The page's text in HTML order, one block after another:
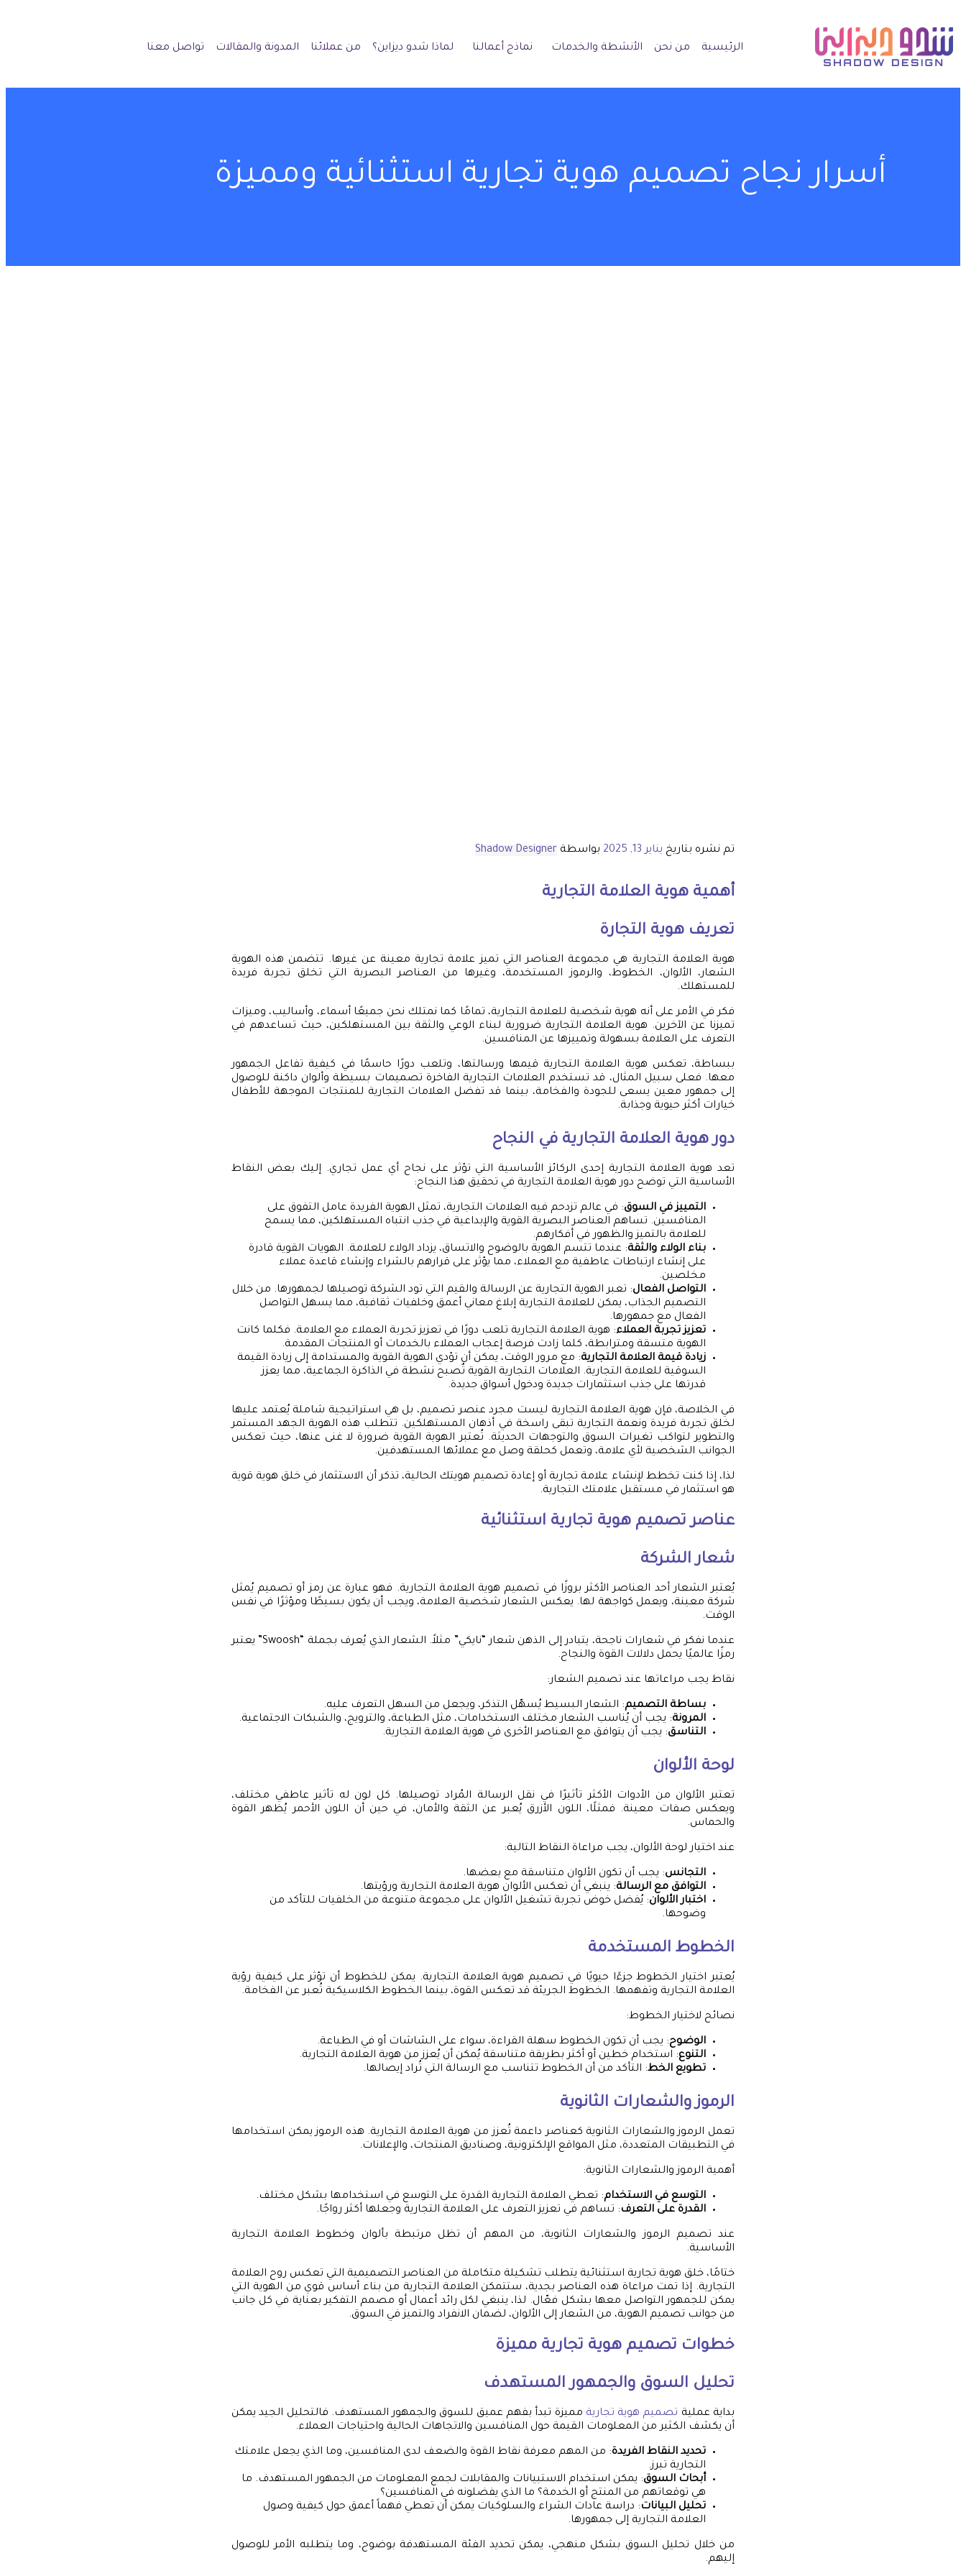
الرئيسية من نحن الأنشطة والخدمات نماذج أعمالنا لماذا شدو ديزاين؟ من عملائنا المدونة والمقالات تواصل معنا
أسرار نجاح تصميم هوية تجارية استثنائية ومميزة
تم نشره بتاريخ يناير 13, 2025 بواسطة Shadow Designer
أهمية هوية العلامة التجارية
تعريف هوية التجارة
هوية العلامة التجارية هي مجموعة العناصر التي تميز علامة تجارية معينة عن غيرها. تتضمن هذه الهوية
الشعار، الألوان، الخطوط، والرموز المستخدمة، وغيرها من العناصر البصرية التي تخلق تجربة فريدة
للمستهلك.
فكر في الأمر على أنه هوية شخصية للعلامة التجارية، تمامًا كما نمتلك نحن جميعًا أسماء، وأساليب، وميزات
تميزنا عن الآخرين. هوية العلامة التجارية ضرورية لبناء الوعي والثقة بين المستهلكين، حيث تساعدهم في
التعرف على العلامة بسهولة وتمييزها عن المنافسين.
ببساطة، تعكس هوية العلامة التجارية قيمها ورسالتها، وتلعب دورًا حاسمًا في كيفية تفاعل الجمهور
معها. فعلى سبيل المثال، قد تستخدم العلامات التجارية الفاخرة تصميمات بسيطة وألوان داكنة للوصول
إلى جمهور معين يسعى للجودة والفخامة، بينما قد تفضل العلامات التجارية للمنتجات الموجهة للأطفال
خيارات أكثر حيوية وجذابة.
دور هوية العلامة التجارية في النجاح
تعد هوية العلامة التجارية إحدى الركائز الأساسية التي تؤثر على نجاح أي عمل تجاري. إليك بعض النقاط
الأساسية التي توضح دور هوية العلامة التجارية في تحقيق هذا النجاح:
التمييز في السوق: في عالم تزدحم فيه العلامات التجارية، تمثل الهوية الفريدة عامل التفوق على
المنافسين. تساهم العناصر البصرية القوية والإبداعية في جذب انتباه المستهلكين، مما يسمح
للعلامة بالتميز والظهور في أفكارهم.
بناء الولاء والثقة: عندما تتسم الهوية بالوضوح والاتساق، يزداد الولاء للعلامة. الهويات القوية قادرة
على إنشاء ارتباطات عاطفية مع العملاء، مما يؤثر على قرارهم بالشراء وإنشاء قاعدة عملاء
مخلصين.
التواصل الفعال: تعبر الهوية التجارية عن الرسالة والقيم التي تود الشركة توصيلها لجمهورها. من خلال
التصميم الجذاب، يمكن للعلامة التجارية إبلاغ معاني أعمق وخلفيات ثقافية، مما يسهل التواصل
الفعال مع جمهورها.
تعزيز تجربة العملاء: هوية العلامة التجارية تلعب دورًا في تعزيز تجربة العملاء مع العلامة. فكلما كانت
الهوية متسقة ومترابطة، كلما زادت فرصة إعجاب العملاء بالخدمات أو المنتجات المقدمة.
زيادة قيمة العلامة التجارية: مع مرور الوقت، يمكن أن تؤدي الهوية القوية والمستدامة إلى زيادة القيمة
السوقية للعلامة التجارية. العلامات التجارية القوية تٌصبح نشطة في الذاكرة الجماعية، مما يعزز
قدرتها على جذب استثمارات جديدة ودخول أسواق جديدة.
في الخلاصة، فإن هوية العلامة التجارية ليست مجرد عنصر تصميم، بل هي استراتيجية شاملة يُعتمد عليها
لخلق تجربة فريدة ونعمة التجارية تبقى راسخة في أذهان المستهلكين. تتطلب هذه الهوية الجهد المستمر
والتطوير لتواكب تغيرات السوق والتوجهات الحديثة. تُعتبر الهوية القوية ضرورة لا غنى عنها، حيث تعكس
الجوانب الشخصية لأي علامة، وتعمل كحلقة وصل مع عملائها المستهدفين.
لذا، إذا كنت تخطط لإنشاء علامة تجارية أو إعادة تصميم هويتك الحالية، تذكر أن الاستثمار في خلق هوية قوية
هو استثمار في مستقبل علامتك التجارية.
عناصر تصميم هوية تجارية استثنائية
شعار الشركة
يُعتبر الشعار أحد العناصر الأكثر بروزًا في تصميم هوية العلامة التجارية. فهو عبارة عن رمز أو تصميم يُمثل
شركة معينة، ويعمل كواجهة لها. يعكس الشعار شخصية العلامة، ويجب أن يكون بسيطًا ومؤثرًا في نفس
الوقت.
عندما نفكر في شعارات ناجحة، يتبادر إلى الذهن شعار “نايكي” مثلاً. الشعار الذي يُعرف بجملة “Swoosh” يعتبر
رمزًا عالميًا يحمل دلالات القوة والنجاح.
نقاط يجب مراعاتها عند تصميم الشعار:
بساطة التصميم: الشعار البسيط يُسهّل التذكر، ويجعل من السهل التعرف عليه.
المرونة: يجب أن يُناسب الشعار مختلف الاستخدامات، مثل الطباعة، والترويج، والشبكات الاجتماعية.
التناسق: يجب أن يتوافق مع العناصر الأخرى في هوية العلامة التجارية.
لوحة الألوان
تعتبر الألوان من الأدوات الأكثر تأثيرًا في نقل الرسالة المُراد توصيلها. كل لون له تأثير عاطفي مختلف،
ويعكس صفات معينة. فمثلًا، اللون الأزرق يُعبر عن الثقة والأمان، في حين أن اللون الأحمر يُظهر القوة
والحماس.
عند اختيار لوحة الألوان، يجب مراعاة النقاط التالية:
التجانس: يجب أن تكون الألوان متناسقة مع بعضها.
التوافق مع الرسالة: ينبغي أن تعكس الألوان هوية العلامة التجارية ورؤيتها.
اختبار الألوان: يُفضل خوض تجربة تشغيل الألوان على مجموعة متنوعة من الخلفيات للتأكد من
وضوحها.
الخطوط المستخدمة
يُعتبر اختيار الخطوط جزءًا حيويًا في تصميم هوية العلامة التجارية. يمكن للخطوط أن تؤثر على كيفية رؤية
العلامة التجارية وتفهمها. الخطوط الجريئة قد تعكس القوة، بينما الخطوط الكلاسيكية تُعبر عن الفخامة.
نصائح لاختيار الخطوط:
الوضوح: يجب أن تكون الخطوط سهلة القراءة، سواء على الشاشات أو في الطباعة.
التنوع: استخدام خطين أو أكثر بطريقة متناسقة يُمكن أن يُعزز من هوية العلامة التجارية.
تطويع الخط: التأكد من أن الخطوط تتناسب مع الرسالة التي تُراد إيصالها.
الرموز والشعارات الثانوية
تعمل الرموز والشعارات الثانوية كعناصر داعمة تُعزز من هوية العلامة التجارية. هذه الرموز يمكن استخدامها
في التطبيقات المتعددة، مثل المواقع الإلكترونية، وصناديق المنتجات، والإعلانات.
أهمية الرموز والشعارات الثانوية:
التوسع في الاستخدام: تعطي العلامة التجارية القدرة على التوسع في استخدامها بشكل مختلف.
القدرة على التعرف: تساهم في تعزيز التعرف على العلامة التجارية وجعلها أكثر رواجًا.
عند تصميم الرموز والشعارات الثانوية، من المهم أن تظل مرتبطة بألوان وخطوط العلامة التجارية
الأساسية.
ختامًا، خلق هوية تجارية استثنائية يتطلب تشكيلة متكاملة من العناصر التصميمية التي تعكس روح العلامة
التجارية. إذا تمت مراعاة هذه العناصر بجدية، ستتمكن العلامة التجارية من بناء أساس قوي من الهوية التي
يمكن للجمهور التواصل معها بشكل فعّال. لذا، ينبغي لكل رائد أعمال أو مصمم التفكير بعناية في كل جانب
من جوانب تصميم الهوية، من الشعار إلى الألوان، لضمان الانفراد والتميز في السوق.
خطوات تصميم هوية تجارية مميزة
تحليل السوق والجمهور المستهدف
بداية عملية تصميم هوية تجارية مميزة تبدأ بفهم عميق للسوق والجمهور المستهدف. فالتحليل الجيد يمكن
أن يكشف الكثير من المعلومات القيمة حول المنافسين والاتجاهات الحالية واحتياجات العملاء.
تحديد النقاط الفريدة: من المهم معرفة نقاط القوة والضعف لدى المنافسين، وما الذي يجعل علامتك
التجارية تبرز.
أبحاث السوق: يمكن استخدام الاستبيانات والمقابلات لجمع المعلومات من الجمهور المستهدف. ما
هي توقعاتهم من المنتج أو الخدمة؟ ما الذي يفضلونه في المنافسين؟
تحليل البيانات: دراسة عادات الشراء والسلوكيات يمكن أن تعطي فهماً أعمق حول كيفية وصول
العلامة التجارية إلى جمهورها.
من خلال تحليل السوق بشكل منهجي، يمكن تحديد الفئة المستهدفة بوضوح، وما يتطلبه الأمر للوصول
إليهم.